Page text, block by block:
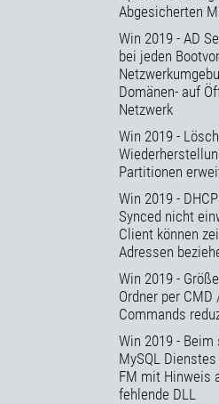
Abgesicherten
Win 2019 - AD
bei jeden
Domänen- auf
Netzwerk
Win 2019 -
Partitionen
Win 2019 -
Synced nicht
Client können
Adressen
Win 2019 -
Ordner per CMD
Commands
Win 2019 -
MySQL
FM mit Hinweis
fehlende DLL